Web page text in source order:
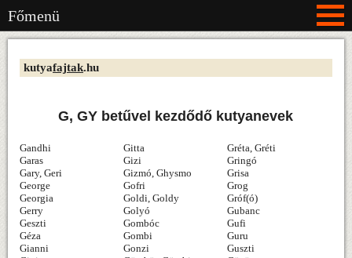
Főmenü
kutyafajtak.hu
G, GY betűvel kezdődő kutyanevek
Gandhi
Garas
Gary, Geri
George
Georgia
Gerry
Geszti
Géza
Gianni
Gitta
Gizi
Gizmó, Ghysmo
Gofri
Goldi, Goldy
Golyó
Gombóc
Gombi
Gonzi
Gréta, Gréti
Gringó
Grisa
Grog
Gróf(ó)
Gubanc
Gufi
Guru
Guszti